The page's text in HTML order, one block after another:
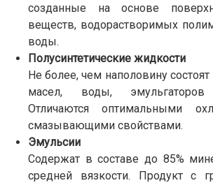
созданные на основе
веществ, водорастворимых
воды.
Полусинтетические жидкости
Не более, чем наполовину
масел, воды,
Отличаются оптимальными
смазывающими свойствами.
Эмульсии
Содержат в составе до 85%
средней вязкости. Продукт с